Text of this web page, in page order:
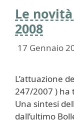
Le
2008
17 Gennaio
L’attuazione
247/2007 ) ha
Una sintesi
dall’ultimo